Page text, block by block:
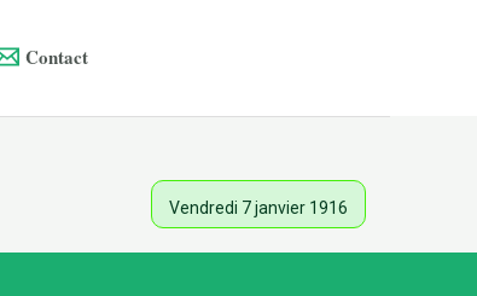
Contact
Vendredi 7 janvier 1916